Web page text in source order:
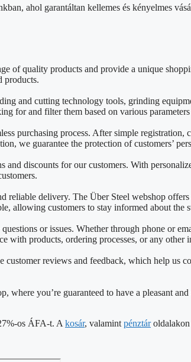
ahol garantáltan kellemes és kényelmes
of quality products and provide a unique
products.
and cutting technology tools, grinding
for and filter them based on various
purchasing process. After simple
we guarantee the protection of customers’
discounts for our customers. With
reliable delivery. The Über Steel webshop
allowing customers to stay informed about the
or issues. Whether through phone or
with products, ordering processes, or any other
customer reviews and feedback, which help
you’re guaranteed to have a pleasant
os ÁFA-t. A kosár, valamint pénztároldalakon